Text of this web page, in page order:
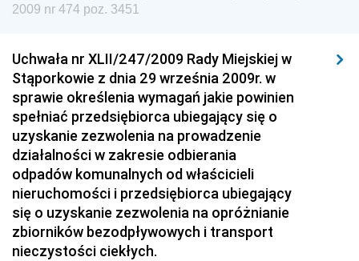
Dziennik Urzędowy Ministra Finansów
Dziennik Urzędowy Ministra Rozwoju i Finansów
Dziennik Urzędowy Wyższego Urzędu Górniczego
Dziennik Urzędowy Prezesa Urzędu Transportu
Kolejowego
Dziennik Urzędowy Ministra Przedsiębiorczości i
Technologii
Dziennik Urzędowy Ministra Inwestycji i Rozwoju
Dziennik Urzędowy Naczelnego Dyrektora Archiwów
Państwowych
2009 nr 474 poz. 3451
Uchwała nr XLII/247/2009 Rady Miejskiej w
Stąporkowie z dnia 29 września 2009r. w
sprawie określenia wymagań jakie powinien
spełniać przedsiębiorca ubiegający się o
uzyskanie zezwolenia na prowadzenie
działalności w zakresie odbierania
odpadów komunalnych od właścicieli
nieruchomości i przedsiębiorca ubiegający
się o uzyskanie zezwolenia na opróżnianie
zbiorników bezodpływowych i transport
nieczystości ciekłych.